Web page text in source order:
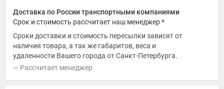
Доставка по России транспортными компаниями
Срок и стоимость рассчитает наш менеджер *
Сроки доставки и стоимость пересылки зависят от
наличия товара, а так же габаритов, веса и
удаленности Вашего города от Санкт-Петербурга.
Рассчитает менеджер